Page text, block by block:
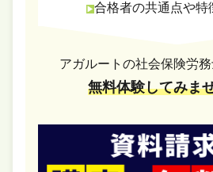
合格者の共通点や特
アガルートの社会保険労
無料体験してみま